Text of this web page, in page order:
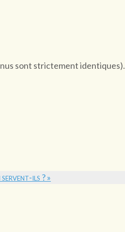
sont strictement identiques).
ils ? »